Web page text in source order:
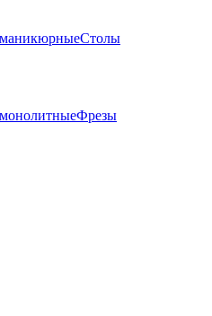
Столы
Фрезы